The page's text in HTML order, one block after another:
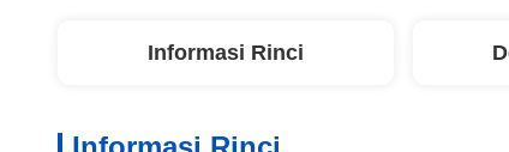
Informasi Rinci